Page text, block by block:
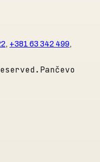
, +381 63 342 499,
Pančevo